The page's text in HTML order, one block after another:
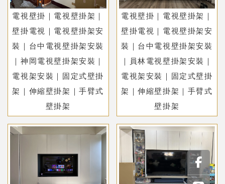
電視壁掛｜電視壁掛架｜
壁掛電視｜電視壁掛架安
裝｜台中電視壁掛架安裝
｜神岡電視壁掛架安裝｜
電視架安裝｜固定式壁掛
架｜伸縮壁掛架｜手臂式
壁掛架
電視壁掛｜電視壁掛架｜
壁掛電視｜電視壁掛架安
裝｜台中電視壁掛架安裝
｜員林電視壁掛架安裝｜
電視架安裝｜固定式壁掛
架｜伸縮壁掛架｜手臂式
壁掛架